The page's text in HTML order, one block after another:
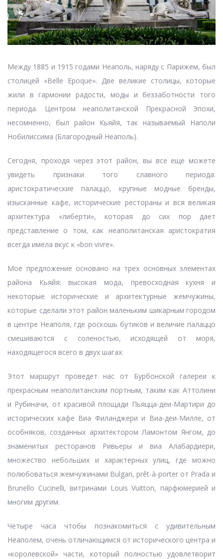
Между 1885 и 1915 годами Неаполь, наряду с Парижем, был
столицей «Belle Epoque». Две великие столицы, которые
жили в гармонии радости, моды и беззаботности того
периода. Центром неаполитанской Прекрасной Эпохи,
несомненно, был район Кьяйя, так называемый Наполи
Нобилиссима (Благородный Неаполь).
Сегодня, проходя через этот район, вы все еще можете
увидеть признаки того славного периода:
аристократические палаццо, крупные модные бренды,
изысканные кафе, исторические рестораны и вся великая
архитектура «либерти», которая до сих пор дает
представление о том, как неаполитанская аристократия
всегда имела вкус к «bon vivre».
Мое предложение основано на трех основных элементах
района Кьяйя: высокая мода, превосходная кухня и
некоторые исторические и архитектурные жемчужины,
которые сделали этот район маленьким шикарным городом
в центре Неаполя, где роскошь бутиков и величие палаццо
смешиваются с соленостью, исходящей от моря,
находящегося всего в двух шагах.
Этот маршрут проведет нас от Бурбонской галереи к
прекрасным неаполитанским портным, таким как Аттолини
и Рубиначи, от красивой площади Пьяцца-деи-Мартири до
исторических кафе Виа Филанджери и Виа-деи-Милле, от
особняков, созданных архитектором Ламонтом Янгом, до
знаменитых ресторанов Ривьеры и виа Алабардиери,
множество небольших и характерных улиц, где можно
полюбоваться жемчужинами Bulgari, prêt-à-porter от Prada и
Brunello Cucinelli, витринами Louis Vuitton, парфюмерией и
многим другим.
Четыре часа чтобы познакомиться с удивительным
Неаполем, очень отличающимся от исторического центра и
«королевской» части, который полностью удовлетворит